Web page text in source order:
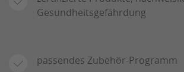
Gesundheitsgefährdung
passendes Zubehör-Programm